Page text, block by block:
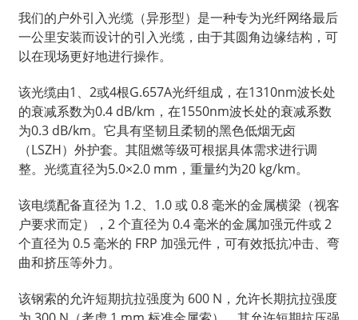
我们的户外引入光缆（异形型）是一种专为光纤网络最后
一公里安装而设计的引入光缆，由于其圆角边缘结构，可
以在现场更好地进行操作。
该光缆由1、2或4根G.657A光纤组成，在1310nm波长处
的衰减系数为0.4 dB/km，在1550nm波长处的衰减系数
为0.3 dB/km。它具有坚韧且柔韧的黑色低烟无卤
（LSZH）外护套。其阻燃等级可根据具体需求进行调
整。光缆直径为5.0×2.0 mm，重量约为20 kg/km。
该电缆配备直径为 1.2、1.0 或 0.8 毫米的金属横梁（视客
户要求而定），2 个直径为 0.4 毫米的金属加强元件或 2
个直径为 0.5 毫米的 FRP 加强元件，可有效抵抗冲击、弯
曲和挤压等外力。
该钢索的允许短期抗拉强度为 600 N，允许长期抗拉强度